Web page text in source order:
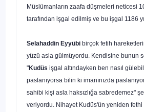
Müslümanların zaafa düşmeleri ne­ticesi
tarafından işgal edilmiş ve bu işgal 1186
Selahaddin Eyyübi birçok fetih
yüzü asla gülmüyordu. Kendisine bunun
"Kudüs işgal altındayken ben nasıl
paslanı­yorsa bilin ki imanınızda
sahibi kişi asla haksızlığa sabredemez"
veriyordu. Nihayet Kudüs'ün yeniden fethi